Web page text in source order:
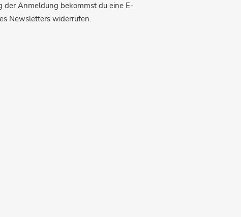
der Anmeldung bekommst du eine E-
Newsletters widerrufen.